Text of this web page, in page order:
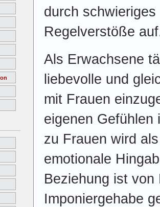
durch
Regelverstöße
Als Erwachsene
liebevolle und
mit Frauen
eigenen
zu Frauen wird
emotionale
Beziehung ist von
Imponiergehabe